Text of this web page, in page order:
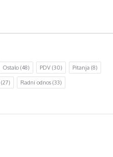
Ostalo (48) PDV (30) Pitanja (8)
(27) Radni odnos (33)